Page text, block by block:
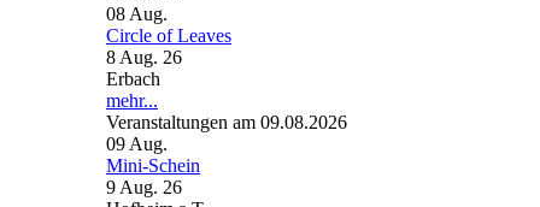
08 Aug.
Circle of Leaves
8 Aug. 26
Erbach
mehr...
Veranstaltungen am 09.08.2026
09 Aug.
Mini-Schein
9 Aug. 26